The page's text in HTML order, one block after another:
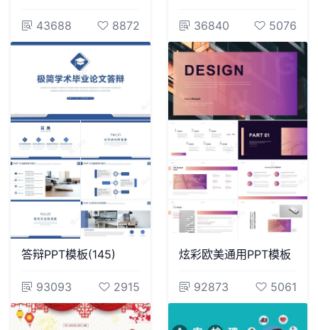
43688 8872 36840 5076
答辩PPT模板(145)
93093 2915
炫彩欧美通用PPT模板
92873 5061